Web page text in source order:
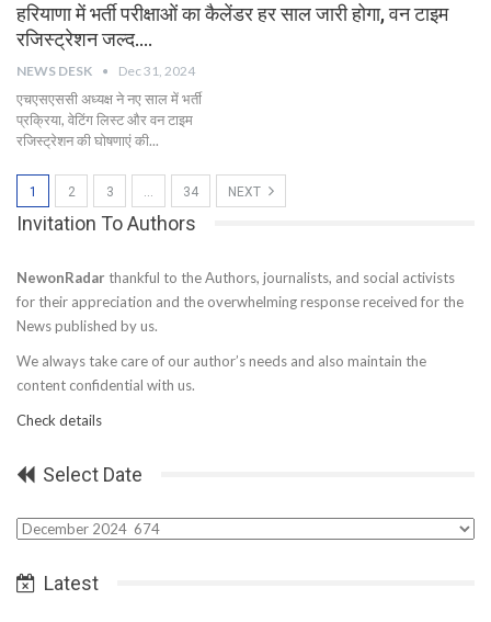
हरियाणा में भर्ती परीक्षाओं का कैलेंडर हर साल जारी होगा, वन टाइम
रजिस्ट्रेशन जल्द….
NEWS DESK Dec 31, 2024
एचएसएससी अध्यक्ष ने नए साल में भर्ती
प्रक्रिया, वेटिंग लिस्ट और वन टाइम
रजिस्ट्रेशन की घोषणाएं की...
1 2 3 … 34 NEXT
Invitation To Authors
NewonRadar thankful to the Authors, journalists, and social activists
for their appreciation and the overwhelming response received for the
News published by us.
We always take care of our author’s needs and also maintain the
content confidential with us.
Check details
Select Date
Select
Latest